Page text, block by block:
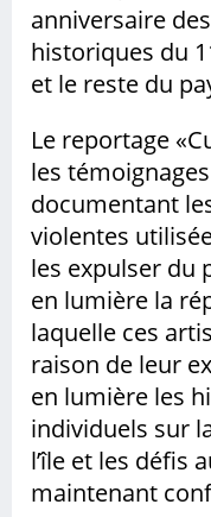
Nuevos Libros
Libertad de
expresion
Legislacion
Noticias
Internacionales
BUSCAR
Buscar:
anniversaire
historiques du
et le reste du
Le reportage
les
documentant
violentes
les expulser du
en lumière la
laquelle ces
raison de leur
en lumière les
individuels sur
l’île et les défis
maintenant